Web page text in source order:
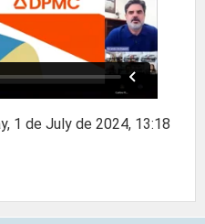
1 de July de 2024, 13:18